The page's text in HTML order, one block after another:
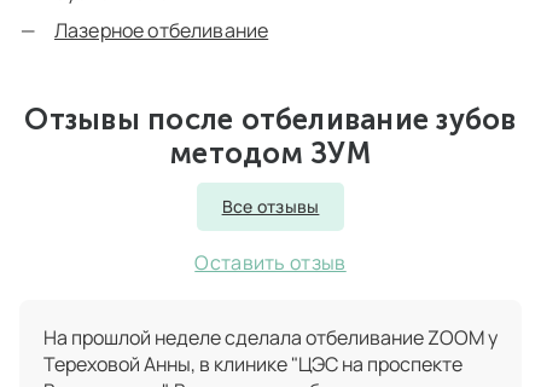
Лазерное отбеливание
Отзывы после отбеливание зубов
методом ЗУМ
Все отзывы
Оставить отзыв
На прошлой неделе сделала отбеливание ZOOM у
Тереховой Анны, в клинике "ЦЭС на проспекте